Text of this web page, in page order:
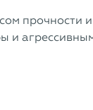
прочности и
и